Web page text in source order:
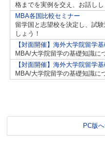
格までを実例を交え、お話しし
MBA各国比較セミナー
留学国と志望校を決定し、試
しょう！
【対面開催】海外大学院留学
MBA/大学院留学の基礎知識に
【対面開催】海外大学院留学
MBA/大学院留学の基礎知識に
PC版